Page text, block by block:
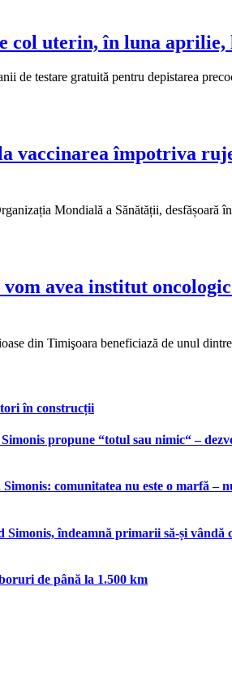
col uterin, în luna aprilie,
de testare gratuită pentru depistarea
vaccinarea împotriva
Mondială a Sănătății, desfășoară
avea institut
din Timişoara beneficiază de unul
în construcții
propune “totul sau nimic“ –
comunitatea nu este o marfă –
îndeamnă primarii să-și vândă
de până la 1.500 km